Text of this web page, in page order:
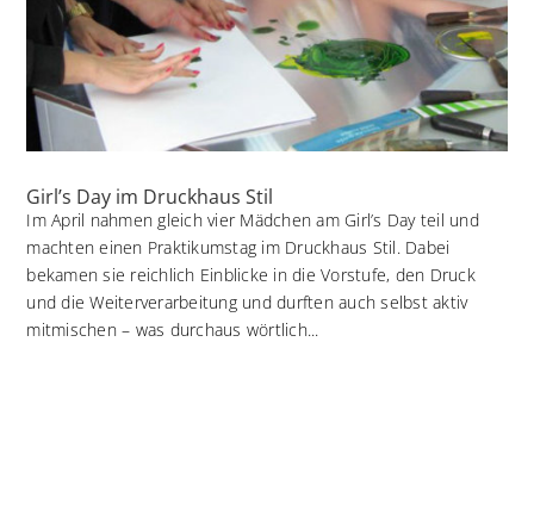
Girl’s Day im Druckhaus Stil
Im April nahmen gleich vier Mädchen am Girl’s Day teil und
machten einen Praktikumstag im Druckhaus Stil. Dabei
bekamen sie reichlich Einblicke in die Vorstufe, den Druck
und die Weiterverarbeitung und durften auch selbst aktiv
mitmischen – was durchaus wörtlich...